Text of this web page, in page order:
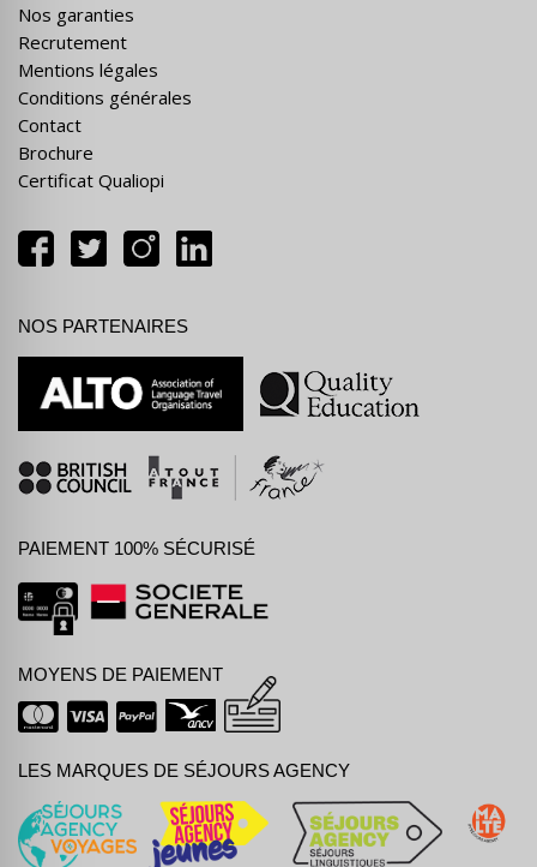
Nos garanties
Recrutement
Mentions légales
Conditions générales
Contact
Brochure
Certificat Qualiopi
NOS PARTENAIRES
PAIEMENT 100% SÉCURISÉ
MOYENS DE PAIEMENT
LES MARQUES DE SÉJOURS AGENCY